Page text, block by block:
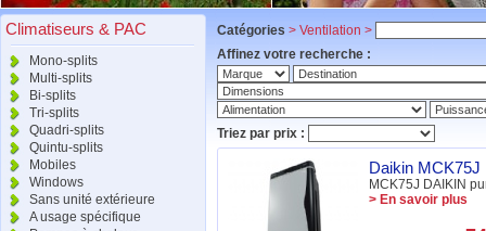
Climatiseurs & PAC
Mono-splits
Multi-splits
Bi-splits
Tri-splits
Quadri-splits
Quintu-splits
Mobiles
Windows
Sans unité extérieure
A usage spécifique
Catégories > Ventilation >
Affinez votre recherche :
Triez par prix :
Daikin MCK75J
MCK75J DAIKIN
> En savoir plus